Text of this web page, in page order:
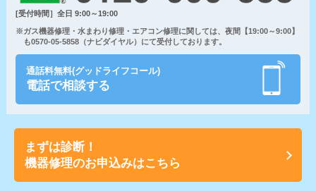
[受付時間］全日 9:00～19:00
※ガス機器修理・水まわり修理・エアコン修理に関しては、夜間【19:00～9:00】
も0570-05-5858（ナビダイヤル）にて受付しております。
通話料無料(グッドライフコール)
電話で相談する
まずは診断！
機器修理のお申込みはこちら